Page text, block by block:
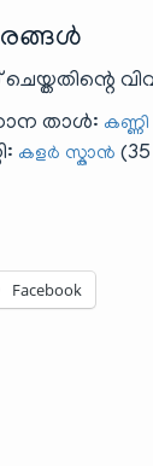
താൾ: കണ്ണി
കളർ സ്കാൻ
Facebook